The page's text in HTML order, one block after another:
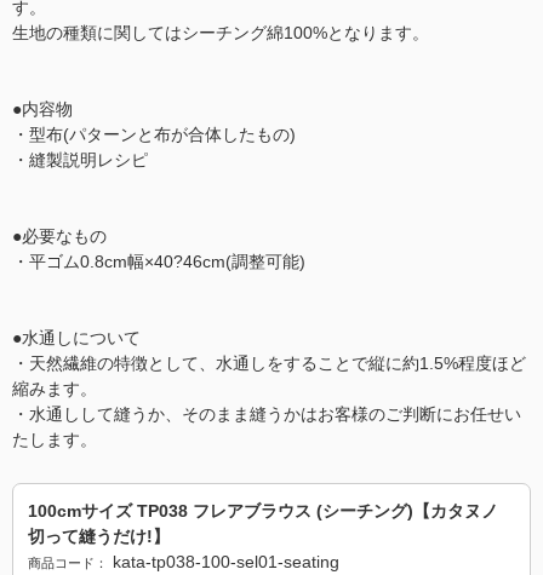
す。
生地の種類に関してはシーチング綿100%となります。
●内容物
・型布(パターンと布が合体したもの)
・縫製説明レシピ
●必要なもの
・平ゴム0.8cm幅×40?46cm(調整可能)
●水通しについて
・天然繊維の特徴として、水通しをすることで縦に約1.5%程度ほど
縮みます。
・水通しして縫うか、そのまま縫うかはお客様のご判断にお任せい
たします。
100cmサイズ TP038 フレアブラウス (シーチング)【カタヌノ
切って縫うだけ!】
商品コード： kata-tp038-100-sel01-seating